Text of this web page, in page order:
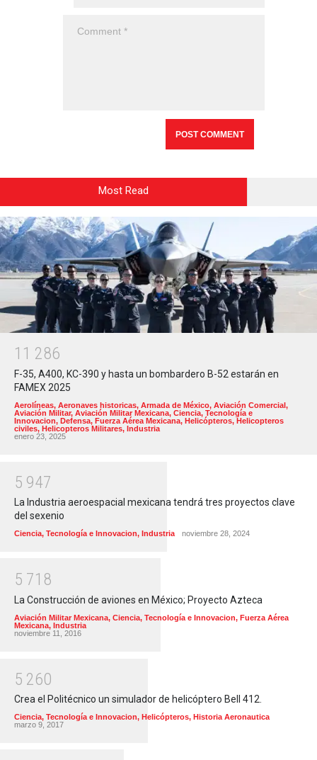
Most Read
1 1 286
F-35, A400, KC-390 y hasta un bombardero B-52 estarán en
FAMEX 2025
Aerolíneas, Aeronaves historicas, Armada de México, Aviación Comercial,
Aviación Militar, Aviación Militar Mexicana, Ciencia, Tecnología e
Innovacion, Defensa, Fuerza Aérea Mexicana, Helicópteros, Helicopteros
civiles, Helicopteros Militares, Industria
enero 23, 2025
5 947
La Industria aeroespacial mexicana tendrá tres proyectos clave
del sexenio
Ciencia, Tecnología e Innovacion, Industria noviembre 28, 2024
5 71 8
La Construcción de aviones en México; Proyecto Azteca
Aviación Militar Mexicana, Ciencia, Tecnología e Innovacion, Fuerza Aérea
Mexicana, Industria
noviembre 11, 2016
5 260
Crea el Politécnico un simulador de helicóptero Bell 412.
Ciencia, Tecnología e Innovacion, Helicópteros, Historia Aeronautica
marzo 9, 2017